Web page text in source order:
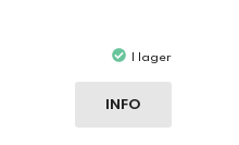
I lager
INFO